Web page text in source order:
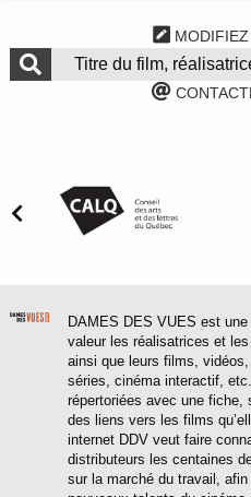
DAMES DES VUES est
valeur les réalisatrices et
ainsi que leurs films,
séries, cinéma interactif,
répertoriées avec une fiche,
des liens vers les films
internet DDV veut faire
distributeurs les centaines
sur la marché du travail,